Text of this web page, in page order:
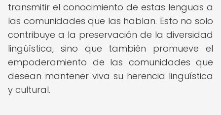
transmitir el conocimiento de estas lenguas a
las comunidades que las hablan. Esto no solo
contribuye a la preservación de la diversidad
lingüística, sino que también promueve el
empoderamiento de las comunidades que
desean mantener viva su herencia lingüística
y cultural.